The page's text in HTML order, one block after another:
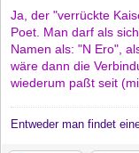
Ja, der "verrückte
Poet. Man darf als
Namen als: "N Ero",
wäre dann die
wiederum paßt seit
Entweder man findet